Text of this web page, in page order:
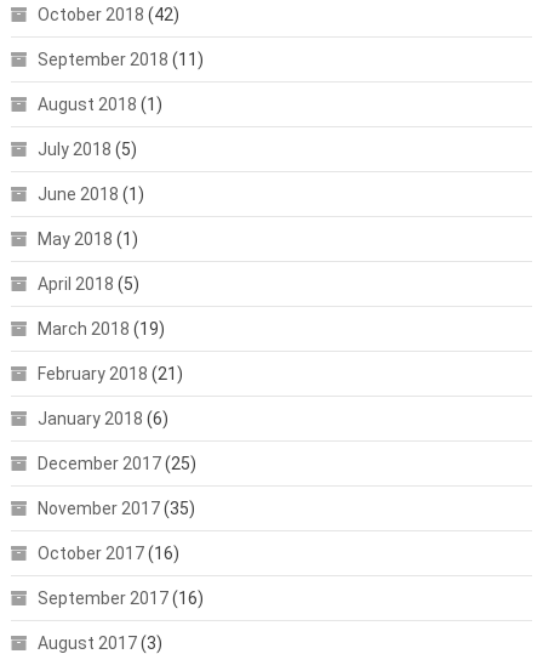
October 2018 (42)
September 2018 (11)
August 2018 (1)
July 2018 (5)
June 2018 (1)
May 2018 (1)
April 2018 (5)
March 2018 (19)
February 2018 (21)
January 2018 (6)
December 2017(25)
November 2017(35)
October 2017(16)
September 2017(16)
August 2017(3)